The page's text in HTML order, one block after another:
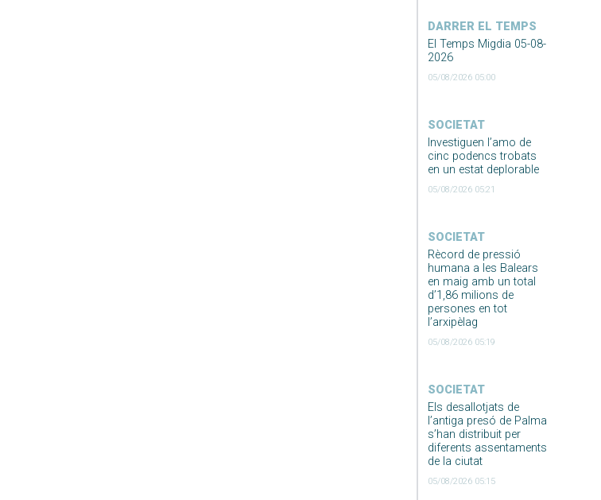
DARRER EL TEMPS
El Temps Migdia 05-08-
2026
05/08/2026 05:00
SOCIETAT
Investiguen l’amo de
cinc podencs trobats
en un estat deplorable
05/08/2026 05:21
SOCIETAT
Rècord de pressió
humana a les Balears
en maig amb un total
d’1,86 milions de
persones en tot
l’arxipèlag
05/08/2026 05:19
SOCIETAT
Els desallotjats de
l’antiga presó de Palma
s’han distribuit per
diferents assentaments
de la ciutat
05/08/2026 05:15